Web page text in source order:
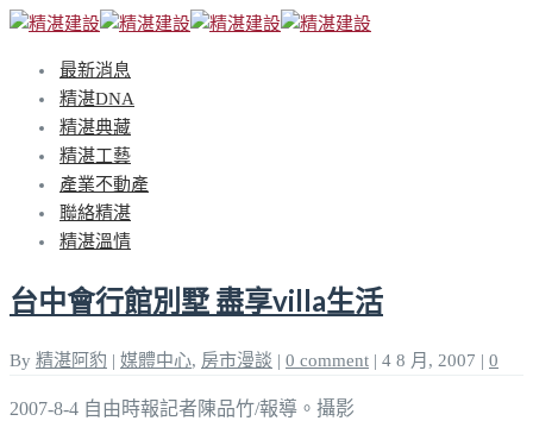
最新消息
精湛DNA
精湛典藏
精湛工藝
產業不動產
聯絡精湛
精湛溫情
台中會行館別墅 盡享villa生活
By 精湛阿豹 | 媒體中心, 房市漫談 | 0 comment | 4 8 月, 2007 | 0
2007-8-4 自由時報記者陳品竹/報導。攝影